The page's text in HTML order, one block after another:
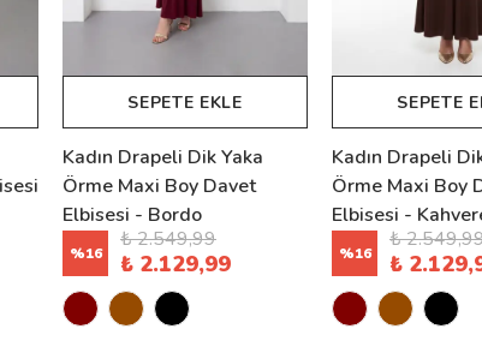
SEPETE EKLE
Kadın Drapeli Dik Yaka
Örme Maxi Boy Davet
Elbisesi - Bordo
%16
₺ 2.549,99
₺ 2.129,99
SEPETE
Kadın Drapeli
Örme Maxi Boy
Elbisesi -
%16
₺
₺